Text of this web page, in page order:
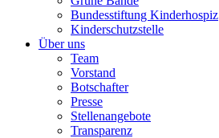
Bundesstiftung Kinderhospiz
Kinderschutzstelle
Über uns
Team
Vorstand
Botschafter
Presse
Stellenangebote
Transparenz